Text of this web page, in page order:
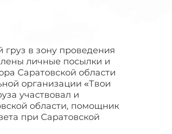
в зону проведения
личные посылки и
Саратовской области
организации «Твои
участвовал и
области, помощник
при Саратовской